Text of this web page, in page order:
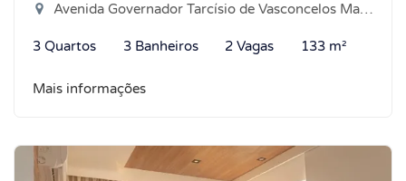
Avenida Governador Tarcísio de Vasconcelos Maia, 2163 - Pajuçara, Natal-RN
3 Quartos 3 Banheiros 2 Vagas 133 m²
Mais informações